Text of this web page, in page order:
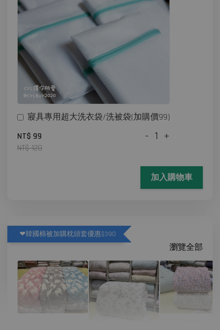
寢具專用超大洗衣袋/洗被袋(加購價99)
NT$ 99
NT$ 120
- +
加入購物車
❤韓國棉被加購枕頭套優惠$390
瀏覽全部